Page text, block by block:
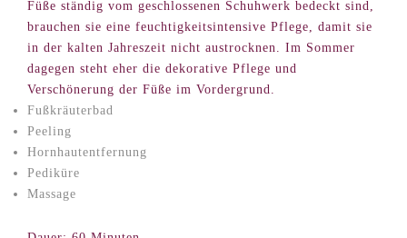
Füße ständig vom geschlossenen Schuhwerk bedeckt sind,
brauchen sie eine feuchtigkeitsintensive Pflege, damit sie
in der kalten Jahreszeit nicht austrocknen. Im Sommer
dagegen steht eher die dekorative Pflege und
Verschönerung der Füße im Vordergrund.
Fußkräuterbad
Peeling
Hornhautentfernung
Pediküre
Massage